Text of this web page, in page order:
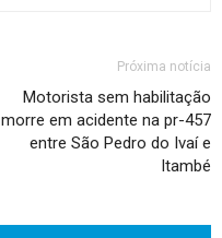
Próxima notícia
Motorista sem habilitação
morre em acidente na pr-457
entre São Pedro do Ivaí e
Itambé